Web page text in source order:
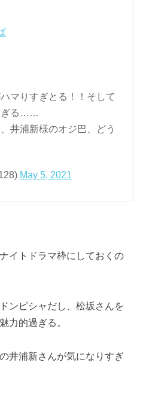
マりすぎとる！！そして
ぎる……
井浦新様のオジ巴、どう
May 5, 2021
イトドラマ枠にしておくの
ンピシャだし、松坂さんを
力的過ぎる。
井浦新さんが気になりすぎ